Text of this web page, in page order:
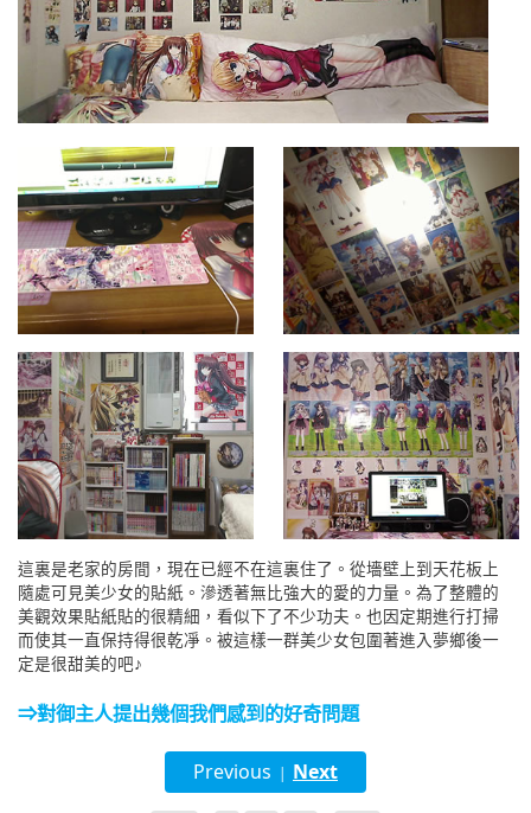
這裏是老家的房間，現在已經不在這裏住了。從墻壁上到天花板上
隨處可見美少女的貼紙。滲透著無比強大的愛的力量。為了整體的
美觀效果貼紙貼的很精細，看似下了不少功夫。也因定期進行打掃
而使其一直保持得很乾凈。被這樣一群美少女包圍著進入夢鄉後一
定是很甜美的吧♪
⇒對御主人提出幾個我們感到的好奇問題
Previous | Next